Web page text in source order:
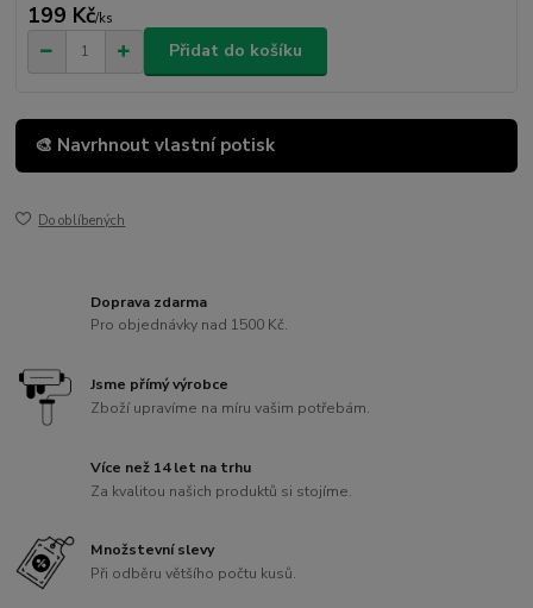
199 Kč/ks
Přidat do košíku
🎨 Navrhnout vlastní potisk
Do oblíbených
Doprava zdarma
Pro objednávky nad 1500 Kč.
Jsme přímý výrobce
Zboží upravíme na míru vašim potřebám.
Více než 14 let na trhu
Za kvalitou našich produktů si stojíme.
Množstevní slevy
Při odběru většího počtu kusů.